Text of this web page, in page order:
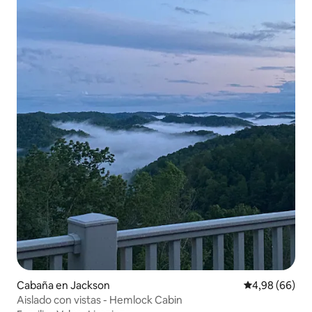
Cabaña en Jackson Calificación
4,98 (66)
Aislado con vistas - Hemlock Cabin